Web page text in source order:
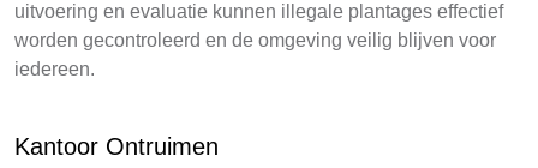
uitvoering en evaluatie kunnen illegale plantages effectief
worden gecontroleerd en de omgeving veilig blijven voor
iedereen.
Kantoor Ontruimen